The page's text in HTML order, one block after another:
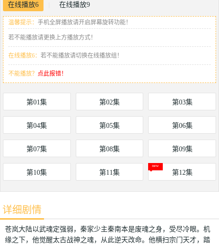
在线播放6 在线播放9
温馨提示： 手机全屏播放请开启屏幕旋转功能！
若不能播放请更换上方播放方式！
在线播放6： 若不能播放请切换在线播放组！
不能播放？ 点此报错！
第01集 第02集 第03集
第04集 第05集 第06集
第07集 第08集 第09集
第10集 第11集 第12集
详细剧情
苍岚大陆以武魂定强弱，秦家少主秦南本是废魂之身，受尽冷眼。机
缘之下，他觉醒太古战神之魂，从此逆天改命。他横扫宗门天才，踏